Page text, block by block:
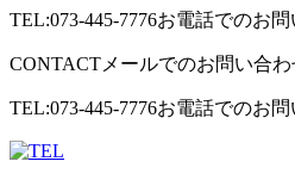
TEL:073-445-7776お電話でのお
CONTACT メールでのお問い合
TEL:073-445-7776お電話でのお